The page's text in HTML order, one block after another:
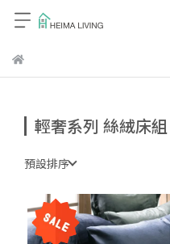
輕奢系列 絲絨床組
預設排序